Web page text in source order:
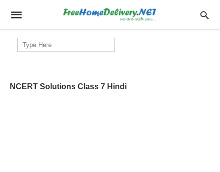
Search
for:
NCERT Solutions Class 7 Hindi